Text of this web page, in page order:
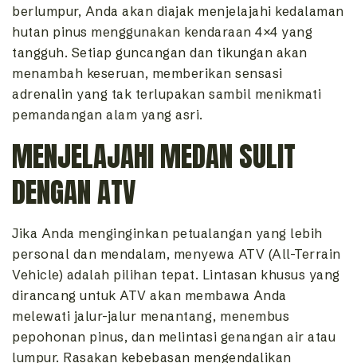
berlumpur, Anda akan diajak menjelajahi kedalaman
hutan pinus menggunakan kendaraan 4×4 yang
tangguh. Setiap guncangan dan tikungan akan
menambah keseruan, memberikan sensasi
adrenalin yang tak terlupakan sambil menikmati
pemandangan alam yang asri.
MENJELAJAHI MEDAN SULIT
DENGAN ATV
Jika Anda menginginkan petualangan yang lebih
personal dan mendalam, menyewa ATV (All-Terrain
Vehicle) adalah pilihan tepat. Lintasan khusus yang
dirancang untuk ATV akan membawa Anda
melewati jalur-jalur menantang, menembus
pepohonan pinus, dan melintasi genangan air atau
lumpur. Rasakan kebebasan mengendalikan